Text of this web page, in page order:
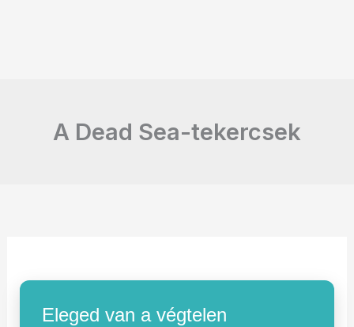
A Dead Sea-tekercsek
Eleged van a végtelen